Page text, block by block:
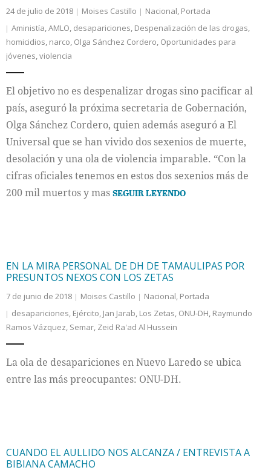
24 de julio de 2018 Moises Castillo Nacional, Portada
Aministía,AMLO, desapariciones, Despenalización de las drogas,
homicidios, narco, Olga Sánchez Cordero, Oportunidades para
jóvenes,violencia
El objetivo no es despenalizar drogas sino pacificar al
país, aseguró la próxima secretaria de Gobernación,
Olga Sánchez Cordero, quien además aseguró a El
Universal que se han vivido dos sexenios de muerte,
desolación y una ola de violencia imparable. “Con la
cifras oficiales tenemos en estos dos sexenios más de
200 mil muertos y masSEGUIR LEYENDO
EN LA MIRA PERSONAL DE DH DE TAMAULIPAS POR
PRESUNTOS NEXOS CON LOS ZETAS
7 de junio de 2018 Moises Castillo Nacional, Portada
desapariciones, Ejército, Jan Jarab, Los Zetas, ONU-DH, Raymundo
Ramos Vázquez, Semar, Zeid Ra'ad Al Hussein
La ola de desapariciones en Nuevo Laredo se ubica
entre las más preocupantes: ONU-DH.
CUANDO EL AULLIDO NOS ALCANZA / ENTREVISTA A
BIBIANA CAMACHO